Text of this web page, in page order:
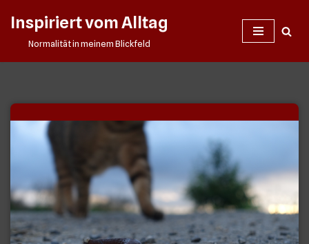
Inspiriert vom Alltag
Normalität in meinem Blickfeld